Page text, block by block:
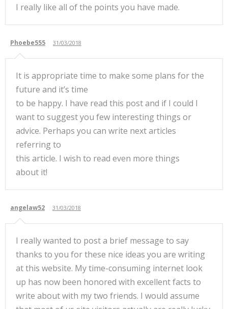
I really like all of the points you have made.
Phoebe555 31/03/2018
It is appropriate time to make some plans for the
future and it’s time
to be happy. I have read this post and if I could I
want to suggest you few interesting things or
advice. Perhaps you can write next articles
referring to
this article. I wish to read even more things
about it!
angelaw52 31/03/2018
I really wanted to post a brief message to say
thanks to you for these nice ideas you are writing
at this website. My time-consuming internet look
up has now been honored with excellent facts to
write about with my two friends. I would assume